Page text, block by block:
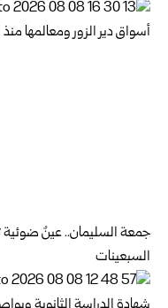
جمعة السليمان.. عينٌ ضوئية
السبعينات